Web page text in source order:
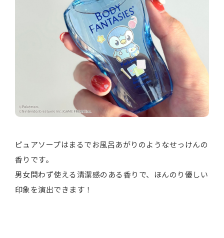
ピュアソープはまるでお風呂あがりのようなせっけんの
香りです。
男女問わず使える清潔感のある香りで、ほんのり優しい
印象を演出できます！